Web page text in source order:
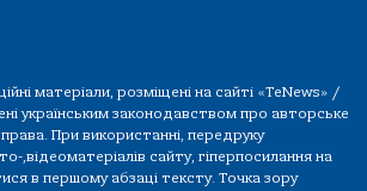
матеріали, розміщені на сайті «TeNews» /
українським законодавством про авторське
права. При використанні, передруку
,відеоматеріалів сайту, гіперпосилання на
в першому абзаці тексту. Точка зору